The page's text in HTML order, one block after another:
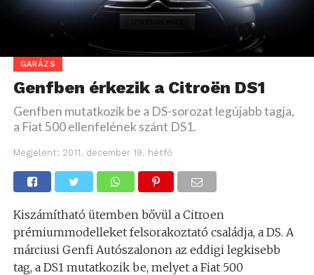
GARÁZS
Genfben érkezik a Citroën DS1
Genfben mutatkozik be a DS-sorozat legújabb tagja,
a Fiat 500 ellenfelének szánt DS1.
Megjelent: 2011. december 19. hétfő
Kiszámítható ütemben bővül a Citroen
prémiummodelleket felsorakoztató családja, a DS. A
márciusi Genfi Autószalonon az eddigi legkisebb
tag, a DS1 mutatkozik be, melyet a Fiat 500